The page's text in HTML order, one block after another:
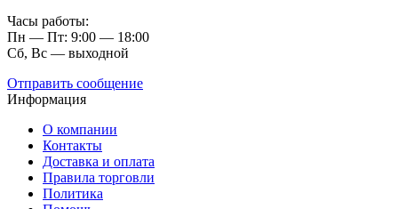
Часы работы:
Пн — Пт: 9:00 — 18:00
Сб, Вc — выходной
Отправить сообщение
Информация
О компании
Контакты
Доставка и оплата
Правила торговли
Политика